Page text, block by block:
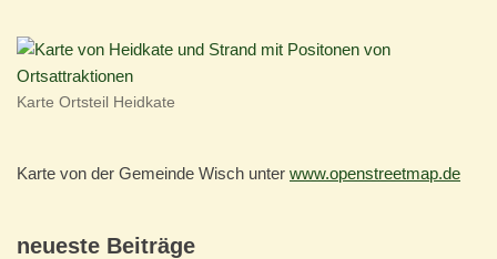
Karte Ortsteil Heidkate
Karte von der Gemeinde Wisch unter www.openstreetmap.de
neueste Beiträge